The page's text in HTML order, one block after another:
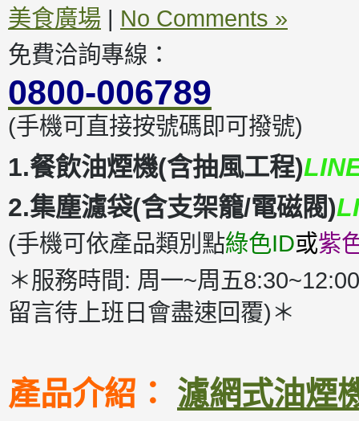
美食廣場 | No Comments »
免費洽詢專線：
0800-006789
(手機可直接按號碼即可撥號)
1.餐飲油煙機(含抽風工程)
2.集塵濾袋(含支架籠/電磁閥)
(手機可依產品類別點綠色ID或紫
＊服務時間: 周一~周五
留言待上班日會盡速回覆)＊
產品介紹： 濾網式油煙